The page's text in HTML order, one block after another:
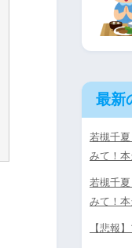
最新
若槻千
みて！本
若槻千
みて！本
【悲報